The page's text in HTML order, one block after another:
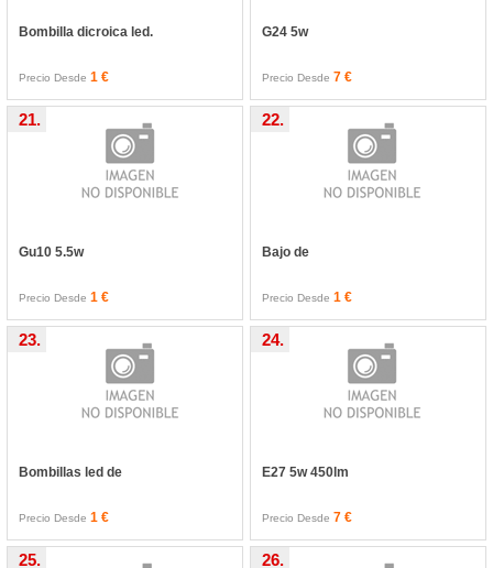
Bombilla dicroica led.
Precio Desde1 €
G24 5w
Precio Desde 7 €
Gu10 5.5w
21.
Precio Desde1 €
Bajo de
22.
Precio Desde 1 €
Bombillas led de
23.
Precio Desde1 €
E27 5w 450lm
24.
Precio Desde 7 €
25. 26.